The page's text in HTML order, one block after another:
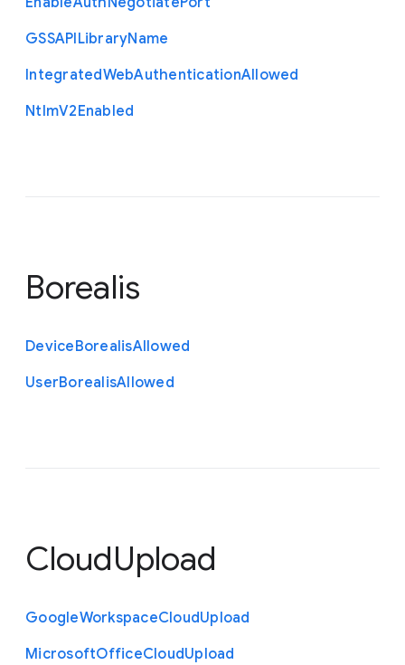
GSSAPILibraryName
IntegratedWebAuthenticationAllowed
NtlmV2Enabled
Borealis
DeviceBorealisAllowed
UserBorealisAllowed
CloudUpload
GoogleWorkspaceCloudUpload
MicrosoftOfficeCloudUpload